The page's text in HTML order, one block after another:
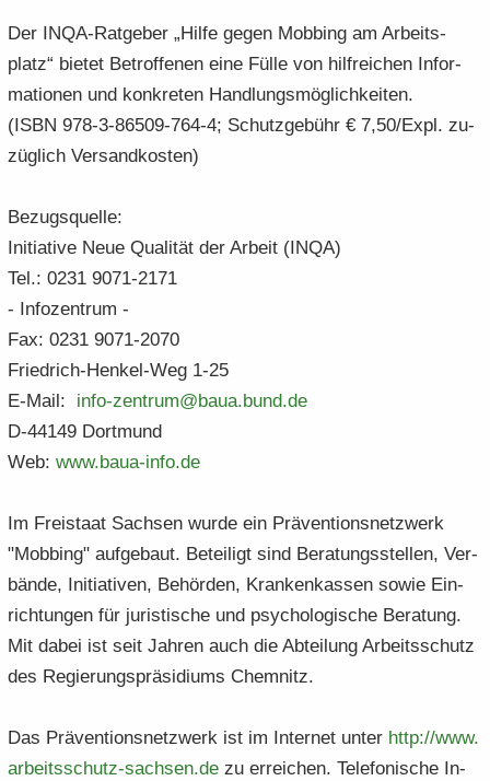
Der INQA-​Ratgeber „Hilfe gegen Mob­bing am Ar­beits­
platz“ bie­tet Be­trof­fe­nen eine Fülle von hilf­rei­chen In­for­
ma­tio­nen und kon­kre­ten Hand­lungs­mög­lich­kei­ten.
(ISBN 978-3-86509-764-4; Schutz­ge­bühr € 7,50/Expl. zu­
züg­lich Ver­sand­kos­ten)
Be­zugs­quel­le:
In­itia­ti­ve Neue Qua­li­tät der Ar­beit (INQA)
Tel.: 0231 9071-2171
- In­fo­zen­trum -
Fax: 0231 9071-2070
Friedrich-​Henkel-Weg 1-25
E-​Mail: info-​​zentrum@baua.​bund.​de
D-44149 Dort­mund
Web: www.​baua-​​info.​de
Im Frei­staat Sach­sen wurde ein Prä­ven­ti­ons­netz­werk
"Mob­bing" auf­ge­baut. Be­tei­ligt sind Be­ra­tungs­stel­len, Ver­
bän­de, In­itia­ti­ven, Be­hör­den, Kran­ken­kas­sen sowie Ein­
rich­tun­gen für ju­ris­ti­sche und psy­cho­lo­gi­sche Be­ra­tung.
Mit dabei ist seit Jah­ren auch die Ab­tei­lung Ar­beits­schutz
des Re­gie­rungs­prä­si­di­ums Chem­nitz.
Das Prä­ven­ti­ons­netz­werk ist im In­ter­net unter http:/​/​www.​
arbeitsschutz-​​sachsen.​de zu er­rei­chen. Te­le­fo­ni­sche In­